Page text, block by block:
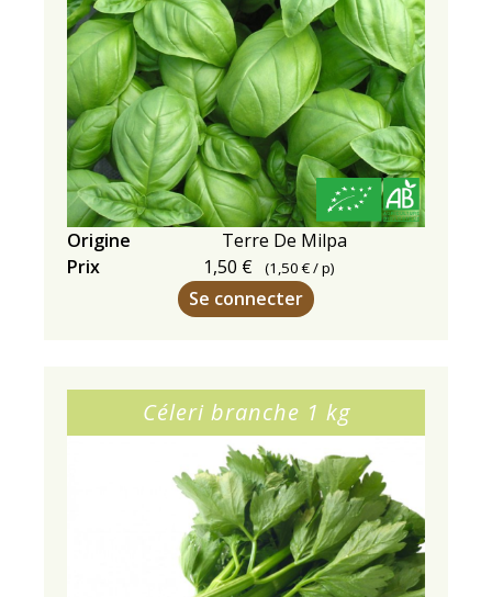
Origine
Terre De Milpa
Prix
1,50 € (1,50 €/ p)
Se connecter
Céleri branche 1 kg